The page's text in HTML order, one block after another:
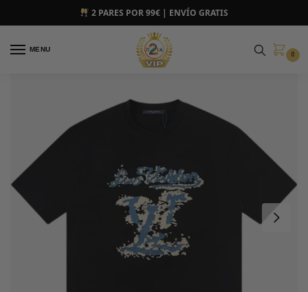
2 PARES POR 99€ | ENVÍO GRATIS
MENU
0